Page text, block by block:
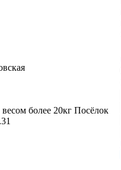
более 20кг Посёлок